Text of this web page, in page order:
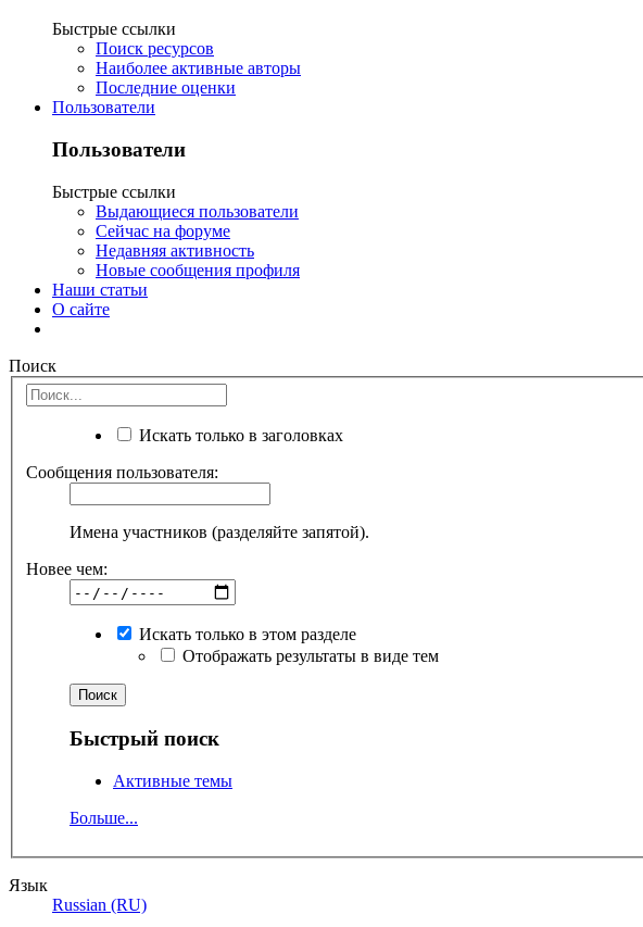
Быстрые ссылки
Поиск ресурсов
Наиболее активные авторы
Последние оценки
Пользователи
Пользователи
Быстрые ссылки
Выдающиеся пользователи
Сейчас на форуме
Недавняя активность
Новые сообщения профиля
Наши статьи
О сайте
Поиск
Искать только в заголовках
Сообщения пользователя:
Имена участников (разделяйте запятой).
Новее чем:
Искать только в этом разделе
Отображать результаты в виде тем
Быстрый поиск
Активные темы
Больше...
Язык
Russian (RU)